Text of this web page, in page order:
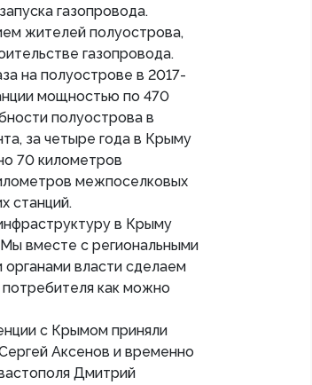
газопровода.
жителей полуострова,
газопровода.
на полуострове в 2017-
мощностью по 470
полуострова в
за четыре года в Крыму
70 километров
межпоселковых
станций.
в Крыму
вместе с региональными
власти сделаем
потребителя как можно
с Крымом приняли
Аксенов и временно
Дмитрий